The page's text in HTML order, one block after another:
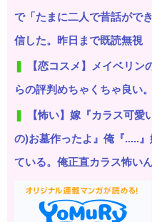
で「たまに二人で昔話がで
信した。昨日まで既読無視
【恋コスメ】メイベリ
らの評判めちゃくちゃ良い。
【怖い】嫁『カラス可
の)お墓作ったよ』俺『.....
ている。俺正直カラス怖い